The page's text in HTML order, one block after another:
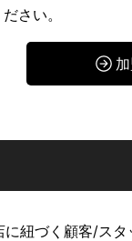
さい。
紐づく顧客/ス